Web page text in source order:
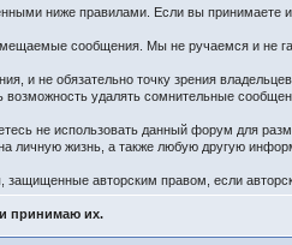
ниже правилами. Если вы принимаете
сообщения. Мы не ручаемся и не
и не обязательно точку зрения
возможность удалять сомнительные
не использовать данный форум для
личную жизнь, а также любую другую
авторским правом, если
принимаю их.